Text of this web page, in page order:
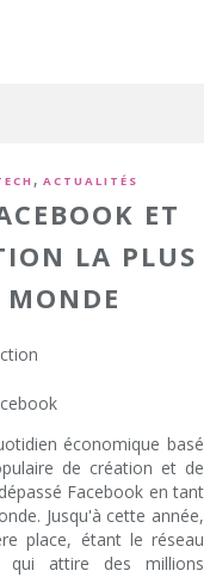
, ACTUALITÉS
ET
LA PLUS
économique basé
de création et de
Facebook en tant
Jusqu'à cette année,
place, étant le réseau
qui attire des millions